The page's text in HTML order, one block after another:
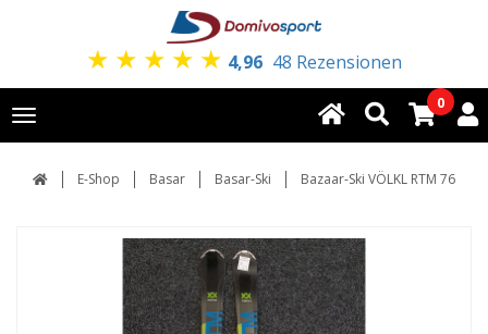
★ ★ ★ ★ ★ 4,96 48 Rezensionen
Toggle
navigation
0
E-Shop Basar Basar-Ski Bazaar-Ski VÖLKL RTM 76